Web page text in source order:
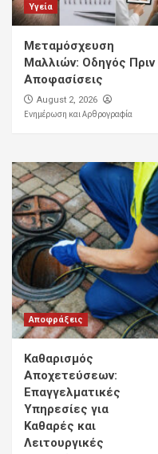
Υγεία
Μεταμόσχευση
Μαλλιών: Οδηγός Πριν
Αποφασίσεις
August 2, 2026
Ενημέρωση και Αρθρογραφία
Αποφράξεις
Καθαρισμός
Αποχετεύσεων:
Επαγγελματικές
Υπηρεσίες για
Καθαρές και
Λειτουργικές